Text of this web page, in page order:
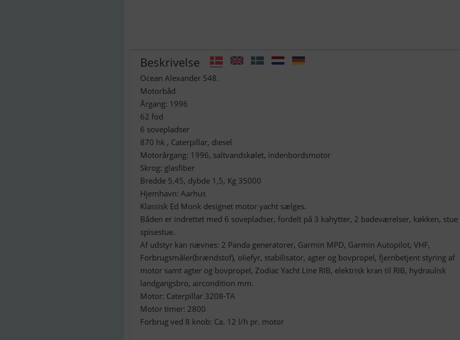
Beskrivelse
Ocean Alexander 548.
Motorbåd
Årgang: 1996
62 fod
6 sovepladser
870 hk , Caterpillar, diesel
Motorårgang: 1996, saltvandskølet, indenbordsmotor
Skrog: glasfiber
Bredde 5,45, dybde 1,5, Kg 35000
Hjemhavn: Aarhus
Klassisk Ed Monk designet motor yacht sælges.
Båden er indrettet med 6 sovepladser, fordelt på 3 kahytter, 2 badeværelser, køkken, stue
spisestue.
Af udstyr kan nævnes: 2 Panda generatorer, Garmin MPD, Garmin Autopilot, VHF,
Forbrugsmåler(brændstof), oliefyr, stabilisator, agter og bovpropel, fjernbetjent styring af
motor samt agter og bovpropel, Zodiac Yacht Line RIB, elektrisk kran til RIB, hydraulisk
landgangsbro, aircondition mm.
Motor: Caterpillar 3208-TA
Motor timer: 2800
Forbrug ved 8 knob: Ca. 12 l/h pr. motor